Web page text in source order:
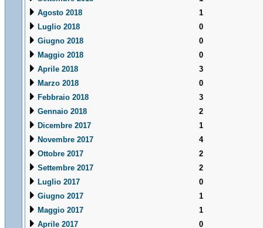
Agosto 2018
1
Luglio 2018
0
Giugno 2018
0
Maggio 2018
0
Aprile 2018
3
Marzo 2018
0
Febbraio 2018
3
Gennaio 2018
2
Dicembre 2017
1
Novembre 2017
4
Ottobre 2017
2
Settembre 2017
2
Luglio 2017
0
Giugno 2017
1
Maggio 2017
1
Aprile 2017
0